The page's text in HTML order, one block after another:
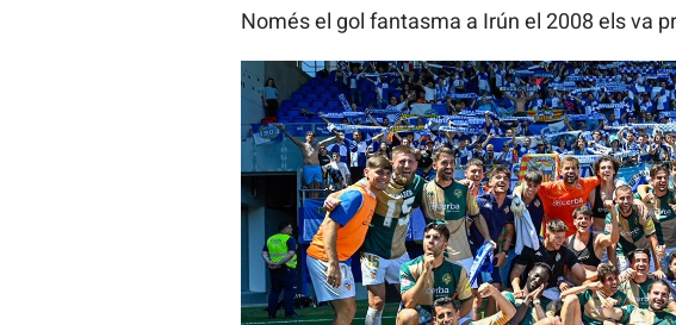
Només el gol fantasma a Irún el 2008 els va